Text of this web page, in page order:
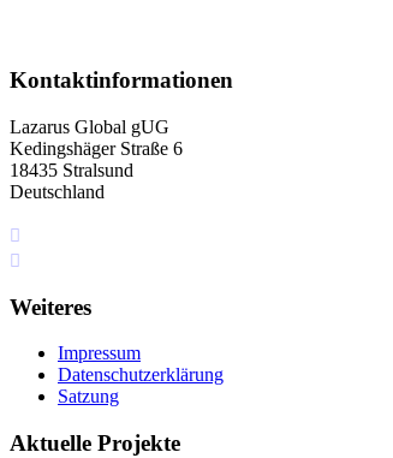
Kontaktinformationen
Lazarus Global gUG
Kedingshäger Straße 6
18435 Stralsund
Deutschland
Weiteres
Impressum
Datenschutzerklärung
Satzung
Aktuelle Projekte